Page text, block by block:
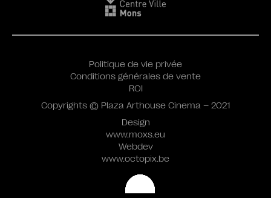
Design
www.moxs.eu
Webdev
www.octopix.be
Politique de vie privée
Conditions générales de vente
ROI
Copyrights © Plaza Arthouse Cinema – 2021